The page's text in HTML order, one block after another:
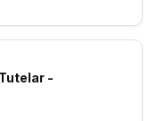
-